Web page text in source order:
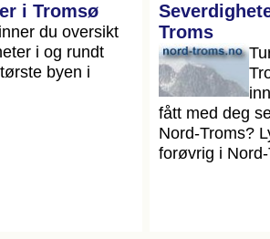
i Tromsø
du oversikt
i og rundt
byen i
Troms
fått med deg
Nord-Troms?
forøvrig i